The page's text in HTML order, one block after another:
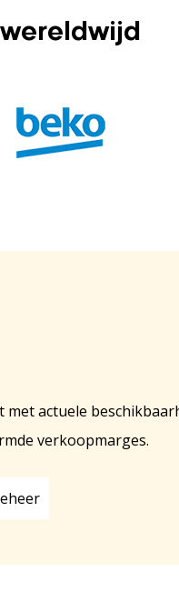
actuele
verkoopmarges.